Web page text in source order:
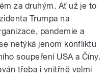
za druhým. Ať už je to
Trumpa na
pandemie a
netýká jenom konfliktu
soupeření USA a Číny.
třeba i vnitřně velmi